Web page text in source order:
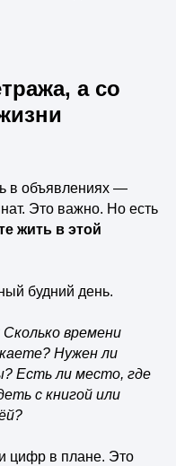
а со
в объявлениях —
Это важно. Но есть
жить в этой
будний день.
времени
Нужен ли
Есть ли место, где
с книгой или
цифр в плане. Это